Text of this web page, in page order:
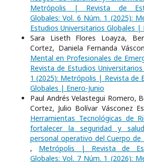
Metrópolis | Revista de
Globales: Vol. 6 Núm. 1 (2025):
Estudios Universitarios Globales |
Sara Liseth Flores Loayza,
Cortez, Daniela Fernanda
Mental en Profesionales de
Revista de Estudios
1 (2025): Metrópolis | Revista de
Globales | Enero-Junio
Paul Andrés Velastegui Romero,
Cortez, Julio Bolívar Vásconez
Herramientas Tecnológicas de
fortalecer la seguridad y
personal operativo del Cuerpo de
, Metrópolis | Revista de
Globales: Vol. 7 Núm. 1 (2026):